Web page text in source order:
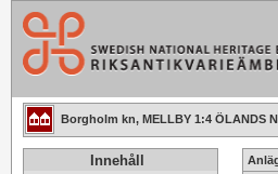
Borgholm kn, MELLBY 1:4 ÖLANDS
Innehåll